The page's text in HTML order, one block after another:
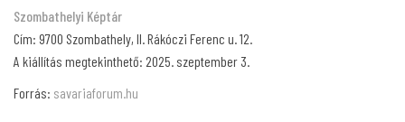
Szombathelyi Képtár
Cím: 9700 Szombathely, II. Rákóczi Ferenc u. 12.
A kiállítás megtekinthető: 2025. szeptember 3.
Forrás: savariaforum.hu